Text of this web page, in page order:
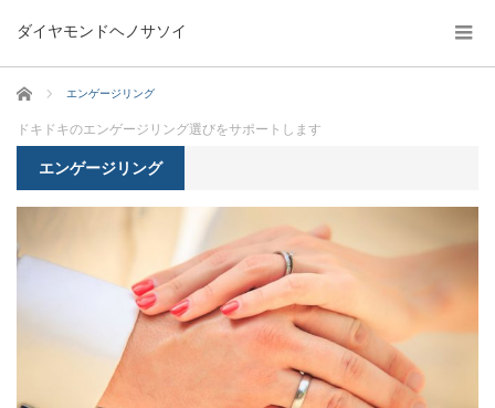
ダイヤモンドヘノサソイ
ホーム エンゲージリング
ドキドキのエンゲージリング選びをサポートします
エンゲージリング